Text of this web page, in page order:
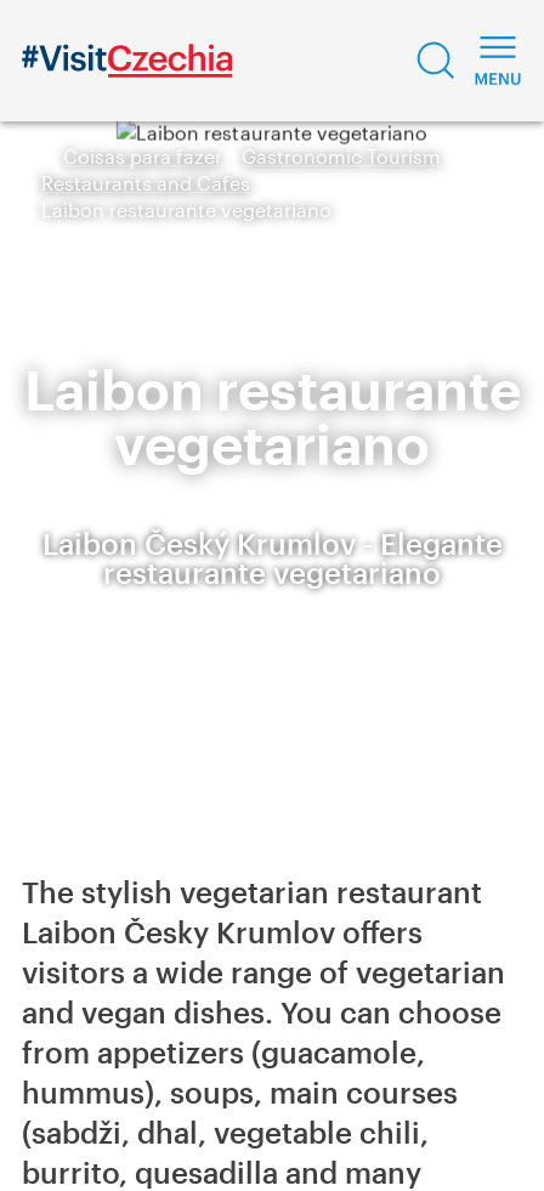
Coisas para fazer
Gastronomic Tourism
Restaurants and Cafes
Laibon restaurante vegetariano
Laibon restaurante
vegetariano
Laibon Český Krumlov - Elegante
restaurante vegetariano
The stylish vegetarian restaurant
Laibon Česky Krumlov offers
visitors a wide range of vegetarian
and vegan dishes. You can choose
from appetizers (guacamole,
hummus), soups, main courses
(sabdži, dhal, vegetable chili,
burrito, quesadilla and many